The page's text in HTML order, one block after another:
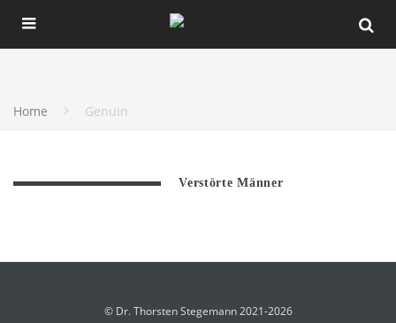
Home Genuin
Verstörte Männer
© Dr. Thorsten Stegemann 2021-2026